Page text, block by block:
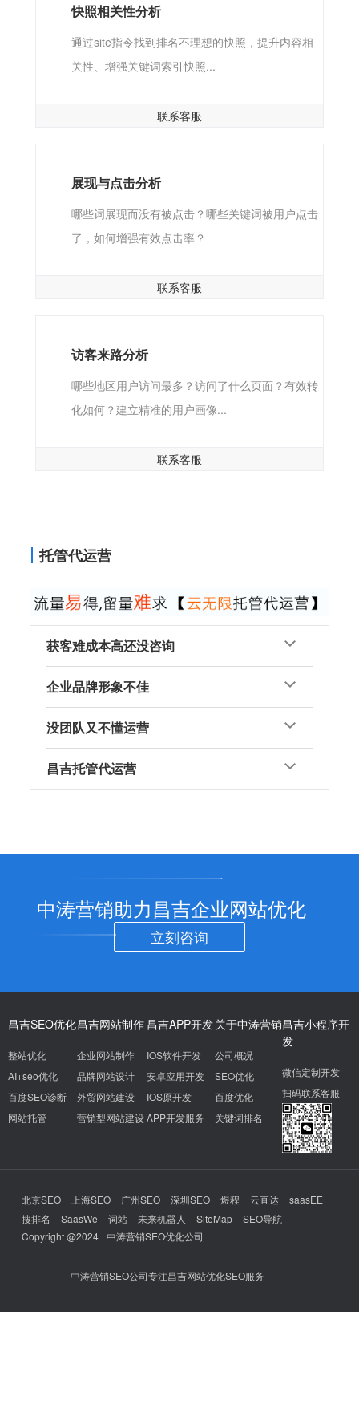
快照相关性分析
通过site指令找到排名不理想的快照，提升内容相
关性、增强关键词索引快照...
联系客服
展现与点击分析
哪些词展现而没有被点击？哪些关键词被用户点击
了，如何增强有效点击率？
联系客服
访客来路分析
哪些地区用户访问最多？访问了什么页面？有效转
化如何？建立精准的用户画像...
联系客服
托管代运营
获客难成本高还没咨询
企业品牌形象不佳
没团队又不懂运营
昌吉托管代运营
中涛营销助力昌吉企业网站优化
立刻咨询
昌吉SEO优化
整站优化
AI+seo优化
百度SEO诊断
网站托管
昌吉网站制作
企业网站制作
品牌网站设计
外贸网站建设
营销型网站建设
昌吉APP开发
IOS软件开发
安卓应用开发
IOS原开发
APP开发服务
关于中涛营销
公司概况
SEO优化
百度优化
关键词排名
昌吉小程序开
发
微信定制开发
扫码联系客服
北京SEO 上海SEO 广州SEO 深圳SEO 煜程 云直达
saasEE
搜排名
SaasWe 词站 未来机器人 SiteMap
SEO导航
Copyright @2024 中涛营销SEO优化公司
中涛营销SEO公司专注昌吉网站优化SEO服务